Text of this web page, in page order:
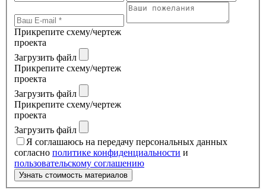
Прикрепите схему/чертеж
проекта
Загрузить файл
Прикрепите схему/чертеж
проекта
Загрузить файл
Прикрепите схему/чертеж
проекта
Загрузить файл
Я соглашаюсь на передачу персональных данных
согласно политике конфиденциальности и
пользовательскому соглашению
Узнать стоимость материалов